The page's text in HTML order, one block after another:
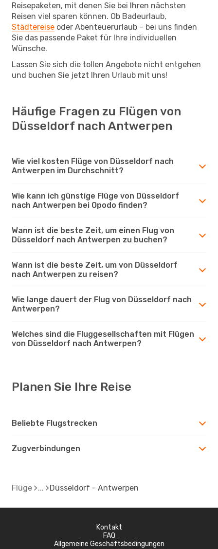
Reisepaketen, mit denen Sie bei Ihren nächsten
Reisen viel sparen können. Ob Badeurlaub,
Städtereise oder Abenteuerurlaub – bei uns finden
Sie das passende Paket für Ihre individuellen
Wünsche.
Lassen Sie sich die tollen Angebote nicht entgehen
und buchen Sie jetzt Ihren Urlaub mit uns!
Häufige Fragen zu Flügen von
Düsseldorf nach Antwerpen
Wie viel kosten Flüge von Düsseldorf nach
Antwerpen im Durchschnitt?
Wie kann ich günstige Flüge von Düsseldorf
nach Antwerpen bei Opodo finden?
Wann ist die beste Zeit, um einen Flug von
Düsseldorf nach Antwerpen zu buchen?
Wann ist die beste Zeit, um von Düsseldorf
nach Antwerpen zu reisen?
Wie lange dauert der Flug von Düsseldorf nach
Antwerpen?
Welches sind die Fluggesellschaften mit Flügen
von Düsseldorf nach Antwerpen?
Planen Sie Ihre Reise
Beliebte Flugstrecken
Zugverbindungen
Flüge Düsseldorf - Antwerpen
Kontakt
FAQ
Allgemeine Geschäftsbedingungen